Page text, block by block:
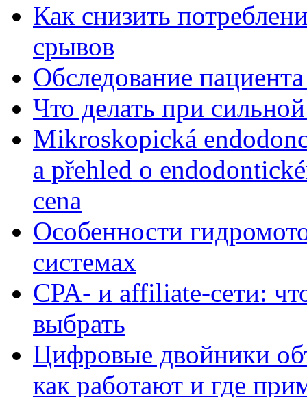
Как снизить
срывов
Обследование
Что делать при
Mikroskopická
a přehled o
cena
Особенности
системах
CPA- и affiliate-сети:
выбрать
Цифровые двойники
как работают и где